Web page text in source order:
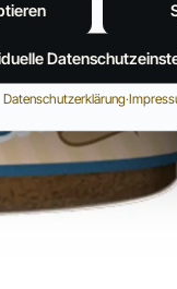
Datenschutzerklärung·